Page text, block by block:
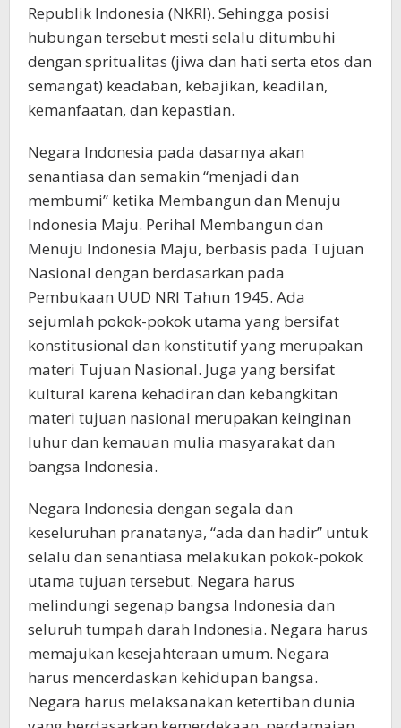
Republik Indonesia (NKRI). Sehingga posisi
hubungan tersebut mesti selalu ditumbuhi
dengan spritualitas (jiwa dan hati serta etos dan
semangat) keadaban, kebajikan, keadilan,
kemanfaatan, dan kepastian.
Negara Indonesia pada dasarnya akan
senantiasa dan semakin “menjadi dan
membumi” ketika Membangun dan Menuju
Indonesia Maju. Perihal Membangun dan
Menuju Indonesia Maju, berbasis pada Tujuan
Nasional dengan berdasarkan pada
Pembukaan UUD NRI Tahun 1945. Ada
sejumlah pokok-pokok utama yang bersifat
konstitusional dan konstitutif yang merupakan
materi Tujuan Nasional. Juga yang bersifat
kultural karena kehadiran dan kebangkitan
materi tujuan nasional merupakan keinginan
luhur dan kemauan mulia masyarakat dan
bangsa Indonesia.
Negara Indonesia dengan segala dan
keseluruhan pranatanya, “ada dan hadir” untuk
selalu dan senantiasa melakukan pokok-pokok
utama tujuan tersebut. Negara harus
melindungi segenap bangsa Indonesia dan
seluruh tumpah darah Indonesia. Negara harus
memajukan kesejahteraan umum. Negara
harus mencerdaskan kehidupan bangsa.
Negara harus melaksanakan ketertiban dunia